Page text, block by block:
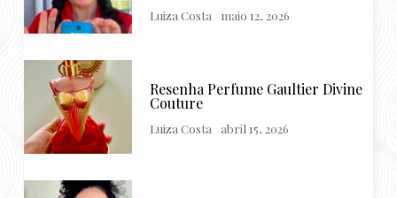
Luiza Costa maio 12, 2026
Resenha Perfume Gaultier Divine
Couture
Luiza Costa abril 15, 2026